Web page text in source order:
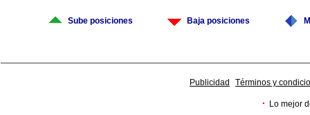
Sube posiciones Baja posiciones
Publicidad Términos y
· Lo mejor